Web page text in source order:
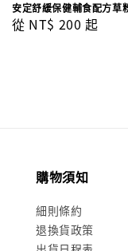
安定舒緩保健輔食配方草
Regular
從 NT$ 200 起
購物須知
細則條約
退換貨政策